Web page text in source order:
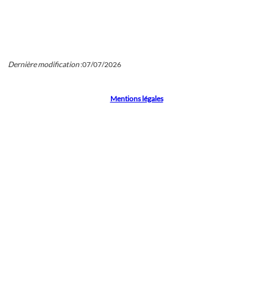
Dernière modification:07/07/2026
Mentions légales